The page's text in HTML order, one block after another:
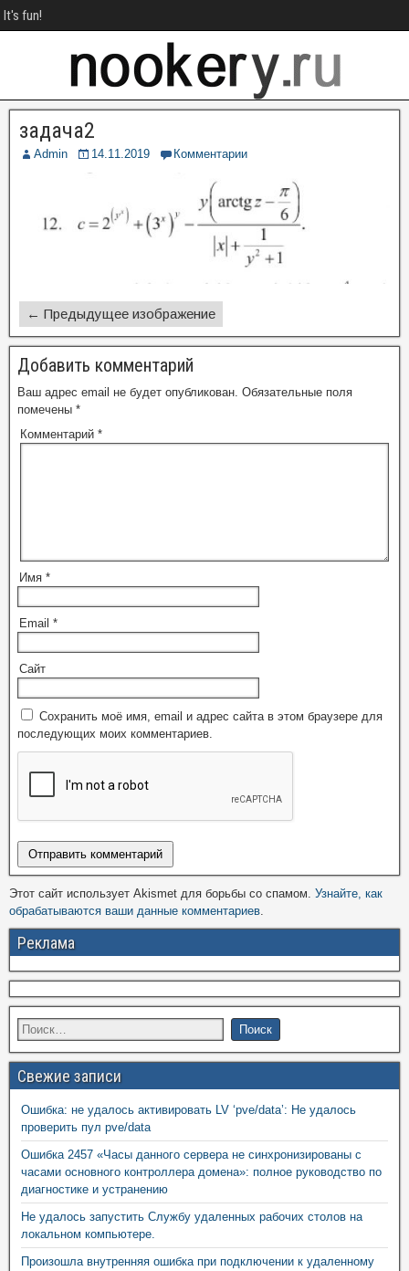
It's fun!
задача2
Admin 14.11.2019 Комментарии
← Предыдущее изображение
Добавить комментарий
Ваш адрес email не будет опубликован. Обязательные поля
помечены *
Комментарий *
Имя *
Email *
Сайт
Сохранить моё имя, email и адрес сайта в этом браузере для
последующих моих комментариев.
Этот сайт использует Akismet для борьбы со спамом. Узнайте, как
обрабатываются ваши данные комментариев
Реклама
Свежие записи
Ошибка: не удалось активировать LV ‘pve/data’: Не удалось
проверить пул pve/data
Ошибка 2457 «Часы данного сервера не синхронизированы с
часами основного контроллера домена»: полное руководство по
диагностике и устранению
Не удалось запустить Службу удаленных рабочих столов на
локальном компьютере.
Произошла внутренняя ошибка при подключении к удаленному